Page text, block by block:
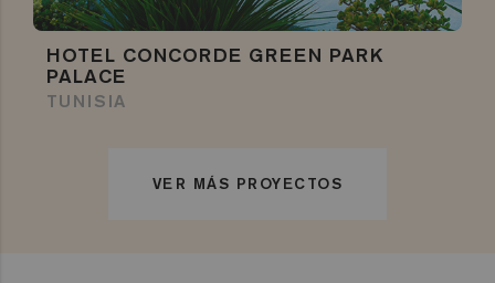
HOTEL CONCORDE GREEN PARK
PALACE
TUNISIA
VER MÁS PROYECTOS